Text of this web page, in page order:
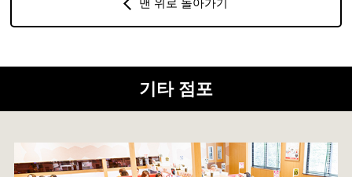
맨 위로 돌아가기
기타 점포